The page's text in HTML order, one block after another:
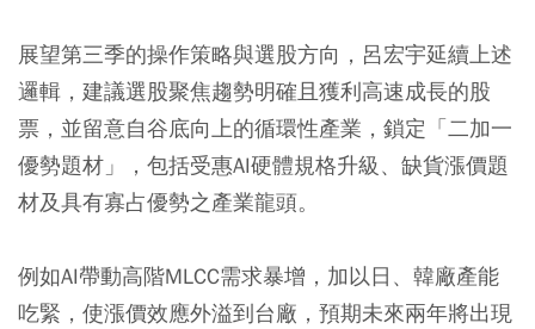
展望第三季的操作策略與選股方向，呂宏宇延續上述
邏輯，建議選股聚焦趨勢明確且獲利高速成長的股
票，並留意自谷底向上的循環性產業，鎖定「二加一
優勢題材」，包括受惠AI硬體規格升級、缺貨漲價題
材及具有寡占優勢之產業龍頭。
例如AI帶動高階MLCC需求暴增，加以日、韓廠產能
吃緊，使漲價效應外溢到台廠，預期未來兩年將出現